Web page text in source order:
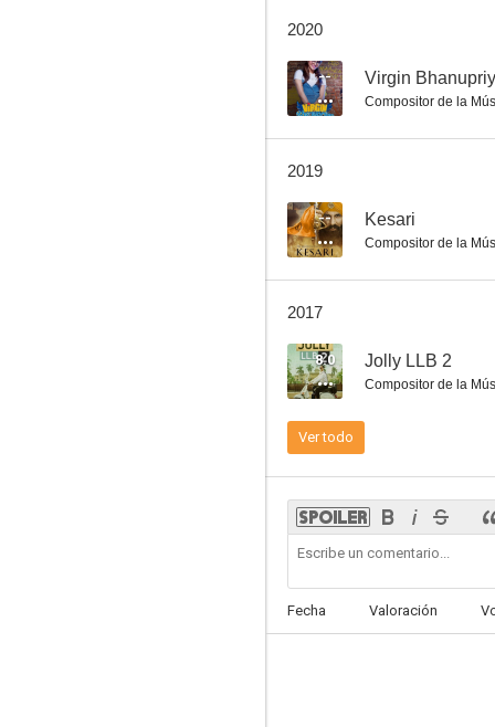
2020
-- Virgin
Compositor de la
2019
-- Kesari
Compositor de la
2017
8.0 Jolly LLB 2
Compositor de la
Ver todo
Fecha Valoración